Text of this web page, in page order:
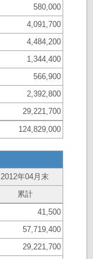
580,000
4,091,700
4,484,200
1,344,400
566,900
2,392,800
29,221,700
124,829,000
2012年04月末
累計
41,500
57,719,400
29,221,700